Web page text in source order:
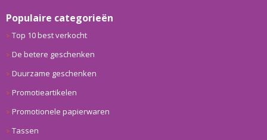
Populaire categorieën
Top 10 best verkocht
De betere geschenken
Duurzame geschenken
Promotieartikelen
Promotionele papierwaren
Tassen